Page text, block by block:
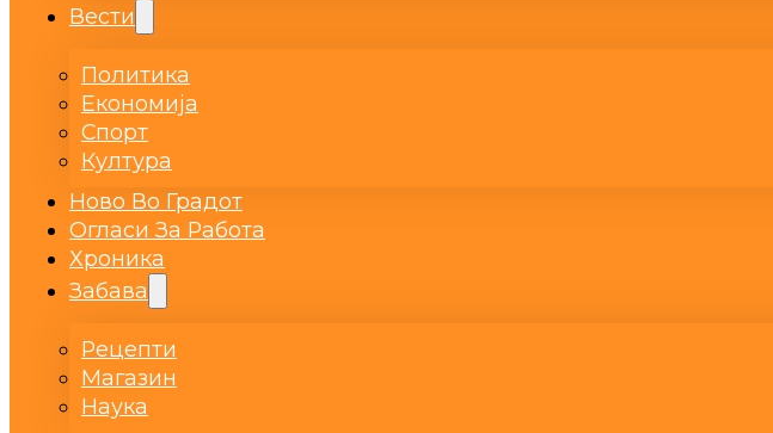
Вести
Политика
Економија
Спорт
Култура
Ново Во Градот
Огласи За Работа
Хроника
Забава
Рецепти
Магазин
Наука